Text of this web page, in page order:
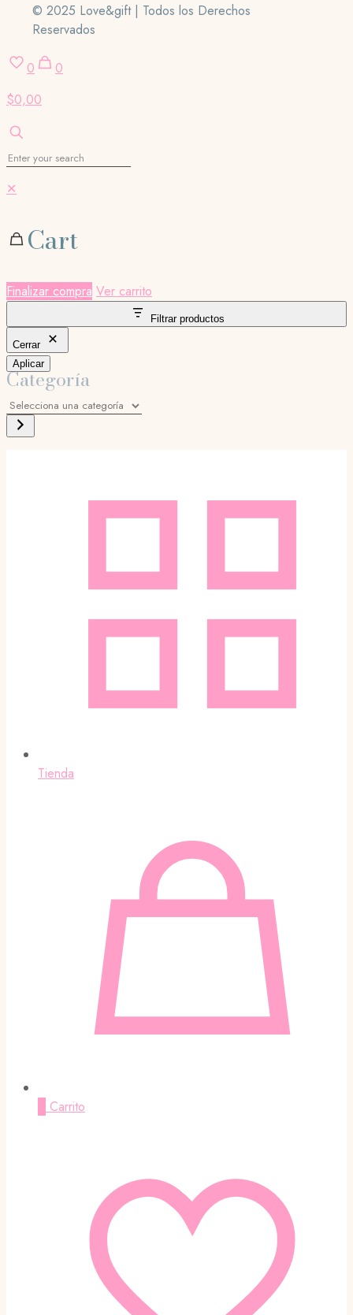
© 2025 Love&gift | Todos los Derechos
Reservados
0
0
$0,00
✕
Cart
Finalizar compra Ver carrito
Filtrar productos
Cerrar
Aplicar
Categoría
Selecciona
una
categoría
Tienda
Carrito